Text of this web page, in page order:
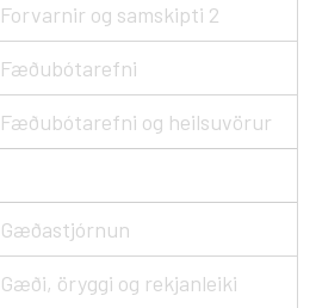
Forvarnir og samskipti 2
Fæðubótarefni
Fæðubótarefni og heilsuvörur
Gæðastjórnun
Gæði, öryggi og rekjanleiki